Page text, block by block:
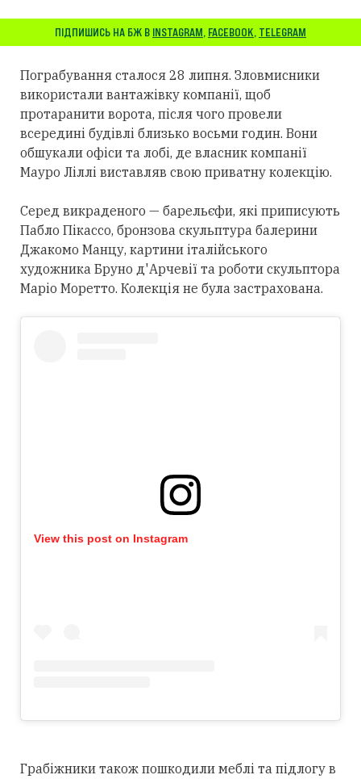
ПІДПИШИСЬ НА БЖ В INSTAGRAM, FACEBOOK, TELEGRAM
Пограбування сталося 28 липня. Зловмисники
використали вантажівку компанії, щоб
протаранити ворота, після чого провели
всередині будівлі близько восьми годин. Вони
обшукали офіси та лобі, де власник компанії
Мауро Ліллі виставляв свою приватну колекцію.
Серед викраденого — барельєфи, які приписують
Пабло Пікассо, бронзова скульптура балерини
Джакомо Манцу, картини італійського
художника Бруно д'Арчевії та роботи скульптора
Маріо Моретто. Колекція не була застрахована.
View this post on Instagram
Грабіжники також пошкодили меблі та підлогу в